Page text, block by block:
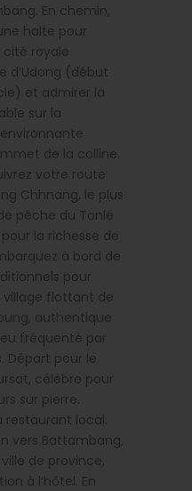
En chemin,
halte pour
cité royale
d’Udong (début
et admirer la
sur la
de la colline.
votre route
Chhnang, le plus
pêche du Tonlé
la richesse de
à bord de
pour
village flottant de
authentique
fréquenté par
Départ pour le
célèbre pour
sur pierre.
restaurant local.
vers Battambang,
de province,
à l’hôtel. En